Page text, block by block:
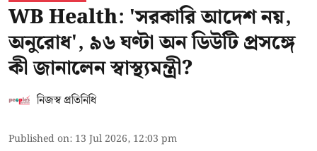
WB Health: 'সরকারি আদেশ নয়,
অনুরোধ', ৯৬ ঘণ্টা অন ডিউটি প্রসঙ্গে
কী জানালেন স্বাস্থ্যমন্ত্রী?
নিজস্ব প্রতিনিধি
Published on: 13 Jul 2026, 12:03 pm